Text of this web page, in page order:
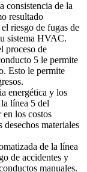
consistencia de la
resultado
riesgo de fugas de
sistema HVAC.
proceso de
5 le permite
Esto le permite
energética y los
línea 5 del
los costos
materiales
de la línea
de accidentes y
manuales.